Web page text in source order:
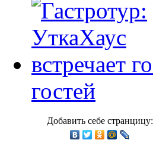
гостей
Добавить себе странцицу: